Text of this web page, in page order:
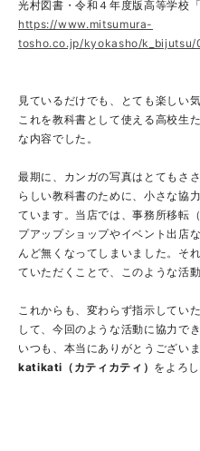
光村図書・令和４年度版高等学校「
https://www.mitsumura-
tosho.co.jp/kyokasho/k_bijutsu/
見ているだけでも、とても楽しい
これを教科書として使える高校生
な内容でした。
最期に、カンガの写真はとてもさ
らしい教科書のために、小さな協
ています。当店では、事務所移転
プアップショップやイベント出店
んど無くなってしまいました。そ
ていただくことで、このような活
これからも、変わらず指示してい
して、今回のような活動に協力で
いつも、本当にありがとうござい
katikati（カティカティ） をよろ